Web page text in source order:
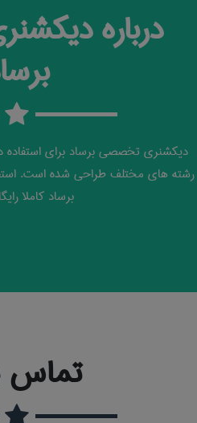
درباره
دیکشنری تخصصی برساد برای استفاده
رشته های مختلف طراحی شده است.
برساد کاملا
تماس